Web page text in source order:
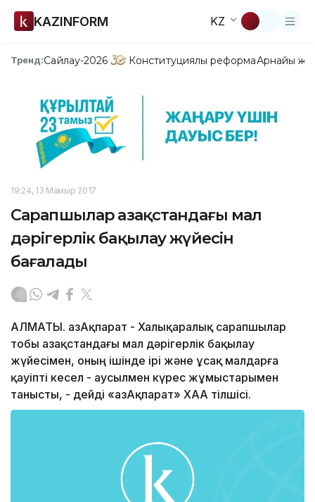
KAZINFORM KZ
Тренд:Сайлау-2026 Конституциялық реформаАрнайы
19:24, 13 Мамыр 2017
Сарапшылар Қазақстандағы мал
дәрігерлік бақылау жүйесін
бағалады
АЛМАТЫ. ҚазАқпарат - Халықаралық сарапшылар
тобы Қазақстандағы мал дәрігерлік бақылау
жүйесімен, оның ішінде ірі және ұсақ малдарға
қауіпті кесел - аусылмен күрес жұмыстарымен
танысты, - дейді «ҚазАқпарат» ХАА тілшісі.